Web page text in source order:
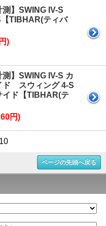
測】SWING IV-S
TIBHAR(ティバ
)
測】SWING IV-S カ
ド スウィング 4-S
イド【TIBHAR(テ
円)
ページの先頭へ戻る